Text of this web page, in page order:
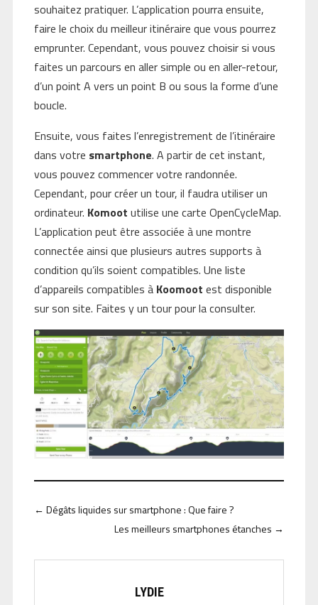
souhaitez pratiquer. L’application pourra ensuite,
faire le choix du meilleur itinéraire que vous pourrez
emprunter. Cependant, vous pouvez choisir si vous
faites un parcours en aller simple ou en aller-retour,
d’un point A vers un point B ou sous la forme d’une
boucle.
Ensuite, vous faites l’enregistrement de l’itinéraire
dans votre smartphone. A partir de cet instant,
vous pouvez commencer votre randonnée.
Cependant, pour créer un tour, il faudra utiliser un
ordinateur. Komoot utilise une carte OpenCycleMap.
L’application peut être associée à une montre
connectée ainsi que plusieurs autres supports à
condition qu’ils soient compatibles. Une liste
d’appareils compatibles à Koomoot est disponible
sur son site. Faites y un tour pour la consulter.
← Dégâts liquides sur smartphone : Que faire ?
Les meilleurs smartphones étanches →
LYDIE